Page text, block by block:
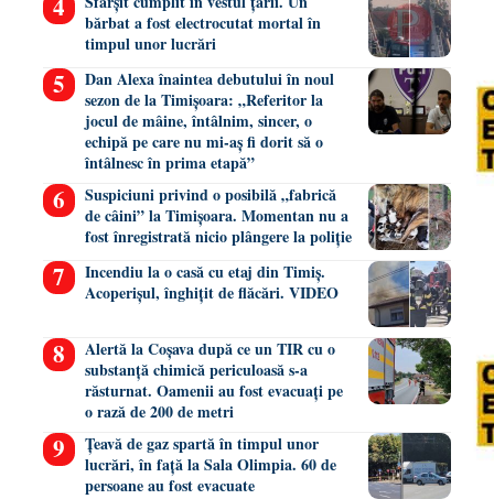
bărbat a fost electrocutat mortal în
timpul unor lucrări
Dan Alexa înaintea debutului în noul
sezon de la Timișoara: „Referitor la
jocul de mâine, întâlnim, sincer, o
echipă pe care nu mi-aș fi dorit să o
întâlnesc în prima etapă”
Suspiciuni privind o posibilă „fabrică
de câini” la Timișoara. Momentan nu a
fost înregistrată nicio plângere la poliție
Incendiu la o casă cu etaj din Timiș.
Acoperișul, înghițit de flăcări. VIDEO
Alertă la Coșava după ce un TIR cu o
substanță chimică periculoasă s-a
răsturnat. Oamenii au fost evacuați pe
o rază de 200 de metri
Țeavă de gaz spartă în timpul unor
lucrări, în față la Sala Olimpia. 60 de
persoane au fost evacuate